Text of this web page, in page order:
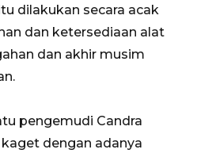
dilakukan secara acak
dan ketersediaan alat
dan akhir musim
pengemudi Candra
dengan adanya